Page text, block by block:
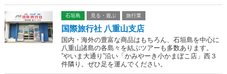
石垣島 見る・遊ぶ 旅行業
国際旅行社 八重山支店
国内・海外の豊富な商品はもちろん、石垣島を中心に
八重山諸島の各島々を結ぶツアーも多数あります。
”やいま大通り”沿い「かみやーき小かまぼこ店」西３
件隣り。ぜひ足を運んでください。